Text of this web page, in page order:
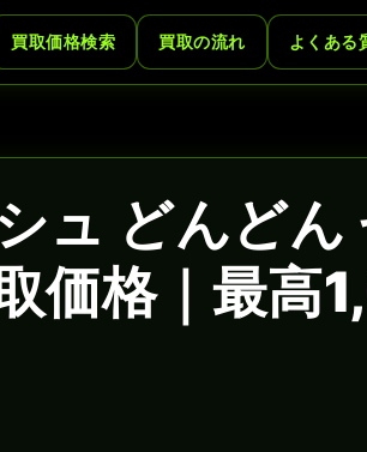
買取価格検索 買取の流れ よくある
ュ どんどん
価格｜最高